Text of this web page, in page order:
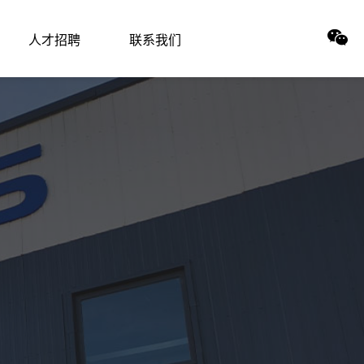
人才招聘 联系我们